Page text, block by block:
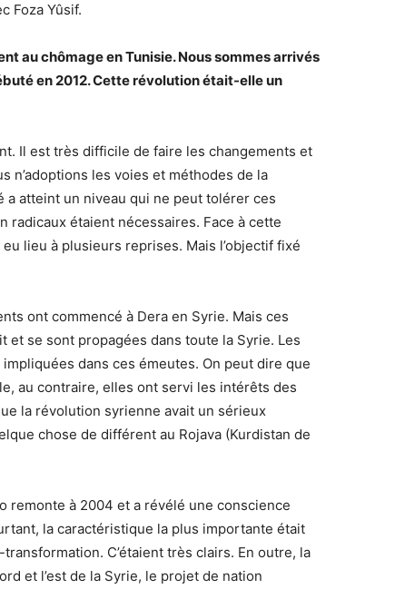
Foza Yûsif.
au chômage en Tunisie. Nous sommes arrivés
en 2012. Cette révolution était-elle un
Il est très difficile de faire les changements et
n’adoptions les voies et méthodes de la
a atteint un niveau qui ne peut tolérer ces
radicaux étaient nécessaires. Face à cette
lieu à plusieurs reprises. Mais l’objectif fixé
ont commencé à Dera en Syrie. Mais ces
se sont propagées dans toute la Syrie. Les
dans ces émeutes. On peut dire que
au contraire, elles ont servi les intérêts des
la révolution syrienne avait un sérieux
chose de différent au Rojava (Kurdistan de
remonte à 2004 et a révélé une conscience
la caractéristique la plus importante était
C’étaient très clairs. En outre, la
et l’est de la Syrie, le projet de nation